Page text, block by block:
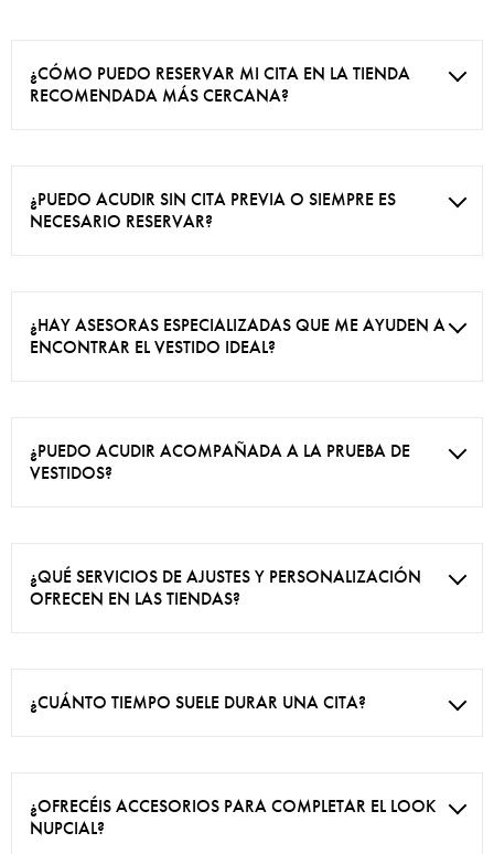
¿CÓMO PUEDO RESERVAR MI CITA EN LA TIENDA
RECOMENDADA MÁS CERCANA?
¿PUEDO ACUDIR SIN CITA PREVIA O SIEMPRE ES
NECESARIO RESERVAR?
¿HAY ASESORAS ESPECIALIZADAS QUE ME AYUDEN A
ENCONTRAR EL VESTIDO IDEAL?
¿PUEDO ACUDIR ACOMPAÑADA A LA PRUEBA DE
VESTIDOS?
¿QUÉ SERVICIOS DE AJUSTES Y PERSONALIZACIÓN
OFRECEN EN LAS TIENDAS?
¿CUÁNTO TIEMPO SUELE DURAR UNA CITA?
¿OFRECÉIS ACCESORIOS PARA COMPLETAR EL LOOK
NUPCIAL?